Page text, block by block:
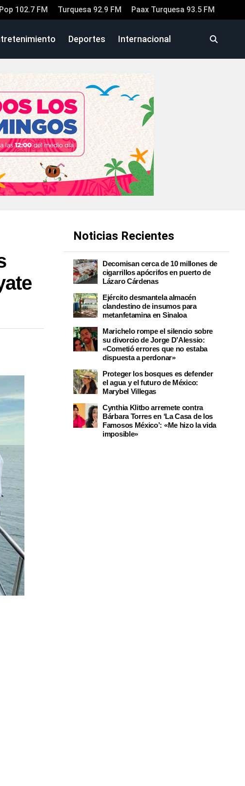
102.7 FM Turquesa 92.9 FM Paax Turquesa 93.5 FM
Deportes Internacional
Noticias Recientes
Decomisan cerca de 10 millones de
cigarrillos apócrifos en puerto de
Lázaro Cárdenas
Ejército desmantela almacén
clandestino de insumos para
metanfetamina en Sinaloa
Marichelo rompe el silencio sobre
su divorcio de Jorge D’Alessio:
«Cometió errores que no estaba
dispuesta a perdonar»
Proteger los bosques es defender
el agua y el futuro de México:
Marybel Villegas
Cynthia Klitbo arremete contra
Bárbara Torres en ‘La Casa de los
Famosos México’: «Me hizo la vida
imposible»